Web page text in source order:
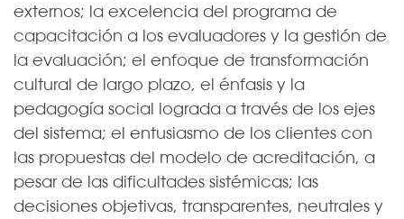
externos; la excelencia del programa de
capacitación a los evaluadores y la gestión de
la evaluación; el enfoque de transformación
cultural de largo plazo, el énfasis y la
pedagogía social lograda a través de los ejes
del sistema; el entusiasmo de los clientes con
las propuestas del modelo de acreditación, a
pesar de las dificultades sistémicas; las
decisiones objetivas, transparentes, neutrales y